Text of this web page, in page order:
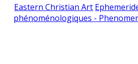
Eastern Christian Art
phénoménologiques -